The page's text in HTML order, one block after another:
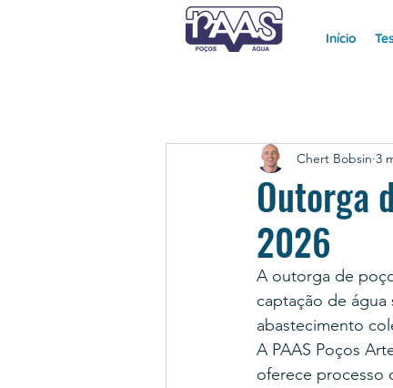
Início
Outorga
2026
Chert Bobsin 3
A outorga de
captação de
abastecimento
A PAAS Poços
oferece processo